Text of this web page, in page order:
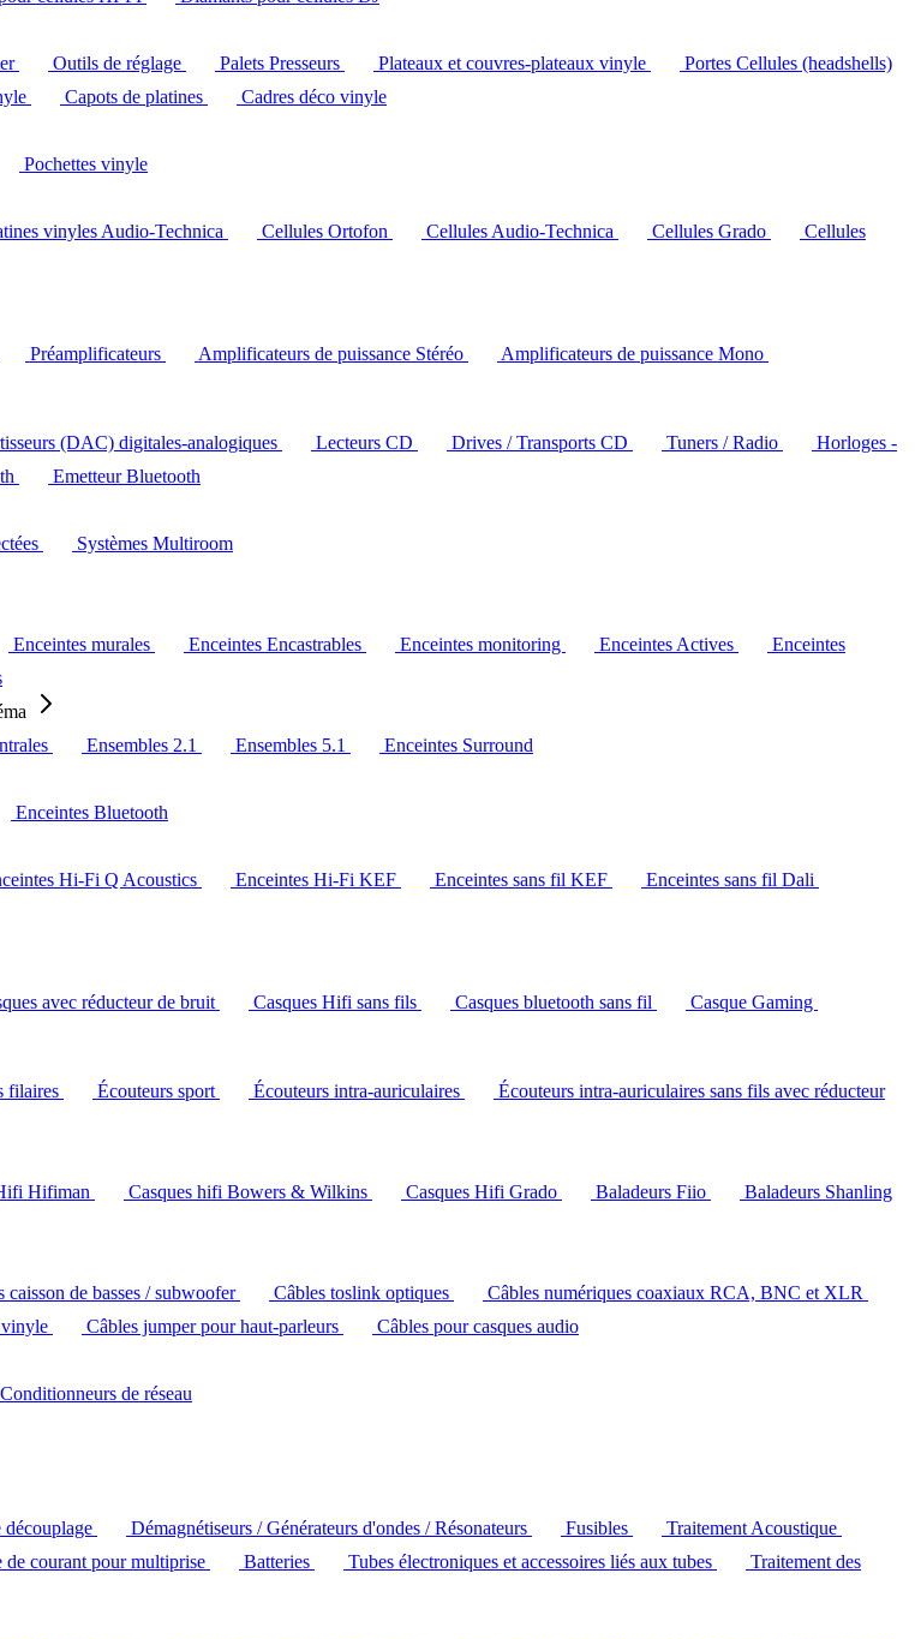
Outils de réglage Palets Presseurs Plateaux et couvres-plateaux vinyle
Portes Cellules (headshells)
Capots de platines
Cadres déco vinyle
Pochettes vinyle
vinyles Audio-Technica Cellules Ortofon Cellules Audio-Technica Cellules Grado
Cellules
Préamplificateurs Amplificateurs de puissance Stéréo
Amplificateurs de puissance Mono
(DAC) digitales-analogiques Lecteurs CD Drives / Transports CD Tuners / Radio
Horloges -
Emetteur Bluetooth
Systèmes Multiroom
Enceintes murales Enceintes Encastrables Enceintes monitoring Enceintes Actives
Enceintes
Ensembles 2.1 Ensembles 5.1
Enceintes Surround
Enceintes Bluetooth
Hi-Fi Q Acoustics Enceintes Hi-Fi KEF Enceintes sans fil KEF
Enceintes sans fil Dali
avec réducteur de bruit Casques Hifi sans fils Casques bluetooth sans fil
Casque Gaming
filaires Écouteurs sport Écouteurs intra-auriculaires
Écouteurs intra-auriculaires sans fils avec réducteur
Hifiman Casques hifi Bowers & Wilkins Casques Hifi Grado Baladeurs Fiio
Baladeurs Shanling
caisson de basses / subwoofer Câbles toslink optiques
Câbles numériques coaxiaux RCA, BNC et XLR
vinyle Câbles jumper pour haut-parleurs
Câbles pour casques audio
Conditionneurs de réseau
découplage Démagnétiseurs / Générateurs d'ondes / Résonateurs Fusibles
Traitement Acoustique
de courant pour multiprise Batteries Tubes électroniques et accessoires liés aux tubes
Traitement des